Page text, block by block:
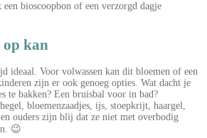
bioscoopbon of een verzorgd dagje
op kan
ideaal. Voor volwassen kan dit bloemen of een
zijn er ook genoeg opties. Wat dacht je
te bakken? Een bruisbal voor in bad?
bloemenzaadjes, ijs, stoepkrijt, haargel,
ouders zijn blij dat ze niet met overbodig
😉